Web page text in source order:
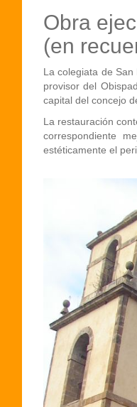
Obra
(en
La colegiata de
provisor del
capital del concejo
La restauración
correspondiente
estéticamente el